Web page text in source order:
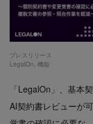
プレスリリース
LegalOn ,機能
「LegalOn」、基本
AI契約書レビューが